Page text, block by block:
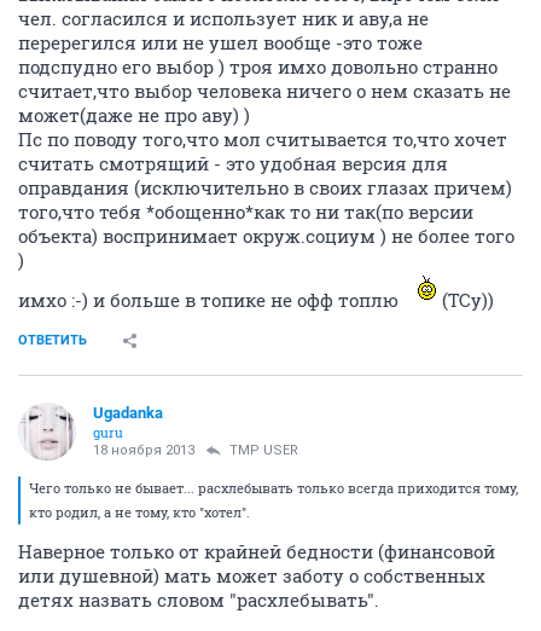
чел. согласился и использует ник и аву,а не
перерегился или не ушел вообще -это тоже
подспудно его выбор ) троя имхо довольно странно
считает,что выбор человека ничего о нем сказать не
может(даже не про аву) )
Пс по поводу того,что мол считывается то,что хочет
считать смотрящий - это удобная версия для
оправдания (исключительно в своих глазах причем)
того,что тебя *обощенно*как то ни так(по версии
объекта) воспринимает окруж.социум ) не более того
)
имхо :-) и больше в топике не офф топлю
(ТСу))
ОТВЕТИТЬ
Ugadanka
guru
18 ноября 2013 TMP USER
Чего только не бывает... расхлебывать только всегда приходится тому,
кто родил, а не тому, кто "хотел".
Наверное только от крайней бедности (финансовой
или душевной) мать может заботу о собственных
детях назвать словом "расхлебывать".